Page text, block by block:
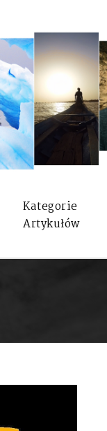
Kategorie
Artykułów